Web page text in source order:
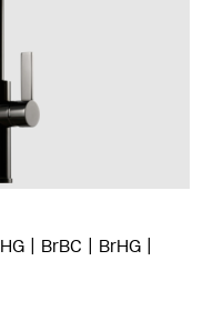
HG BrBC
BrHG